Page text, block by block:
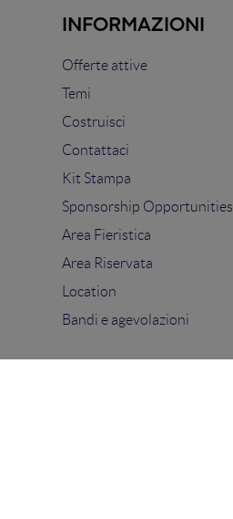
INFORMAZIONI
Offerte attive
Temi
Costruisci
Contattaci
Kit Stampa
Sponsorship Opportunities
Area Fieristica
Area Riservata
Location
Bandi e agevolazioni